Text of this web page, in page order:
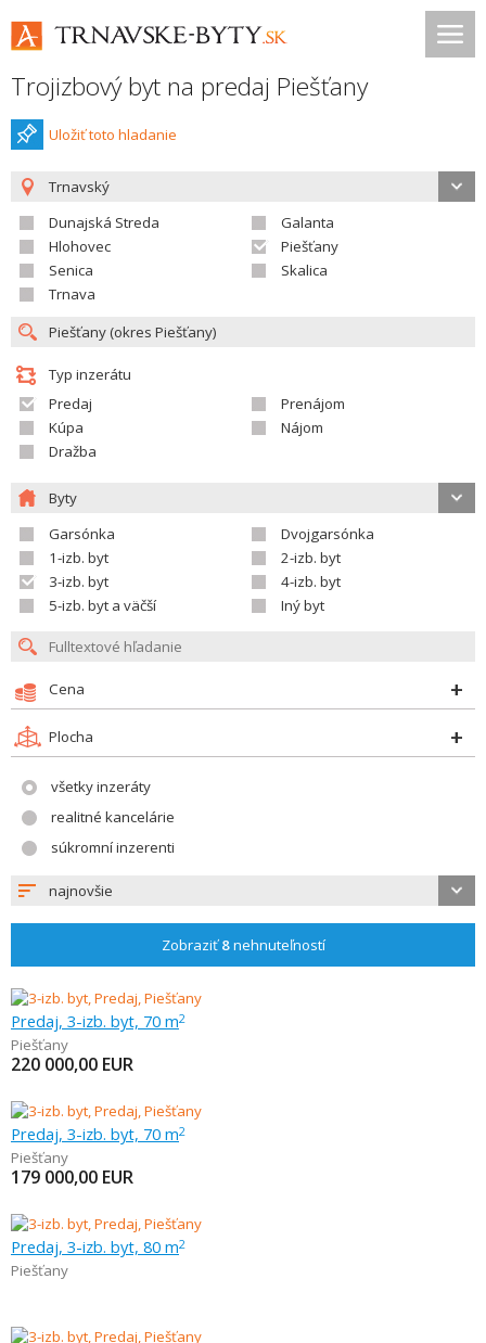
Trojizbový byt na predaj Piešťany
Uložiť toto hladanie
Trnavský
Dunajská Streda
Galanta
Hlohovec
Piešťany
Senica
Skalica
Trnava
Typ inzerátu
Predaj
Prenájom
Kúpa
Nájom
Dražba
Byty
Garsónka
Dvojgarsónka
1-izb. byt
2-izb. byt
3-izb. byt
4-izb. byt
5-izb. byt a väčší
Iný byt
Cena
Plocha
všetky inzeráty
realitné kancelárie
súkromní inzerenti
najnovšie
Zobraziť8nehnuteľností
Predaj, 3-izb. byt, 70 m2
Piešťany
220 000,00 EUR
Predaj, 3-izb. byt, 70 m2
Piešťany
179 000,00 EUR
Predaj, 3-izb. byt, 80 m2
Piešťany